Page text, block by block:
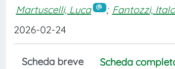
Martuscelli, Luca ; Fantozzi,
2026-02-24
Scheda breve Scheda